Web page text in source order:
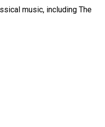
music, including The